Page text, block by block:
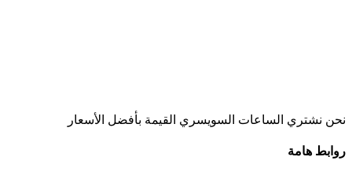
نحن نشتري الساعات السويسري القيمة بأفضل الأسعار
روابط هامة